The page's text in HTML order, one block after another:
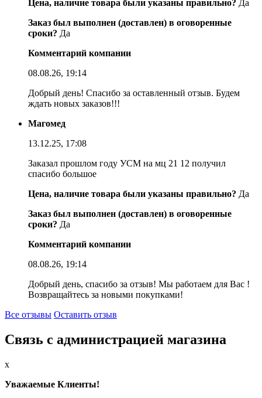
Цена, наличие товара были указаны правильно? Да
Заказ был выполнен (доставлен) в оговоренные
сроки? Да
Комментарий компании
08.08.26, 19:14
Добрый день! Спасибо за оставленный отзыв. Будем
ждать новых заказов!!!
Магомед
13.12.25, 17:08
Заказал прошлом году УСМ на мц 21 12 получил
спасибо большое
Цена, наличие товара были указаны правильно? Да
Заказ был выполнен (доставлен) в оговоренные
сроки? Да
Комментарий компании
08.08.26, 19:14
Добрый день, спасибо за отзыв! Мы работаем для Вас !
Возвращайтесь за новыми покупками!
Все отзывы Оставить отзыв
Связь с администрацией магазина
x
Уважаемые Клиенты!